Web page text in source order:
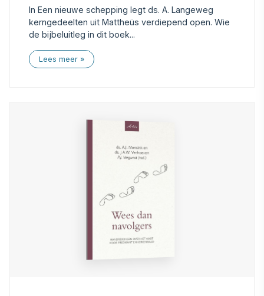
In Een nieuwe schepping legt ds. A. Langeweg
kerngedeelten uit Mattheüs verdiepend open. Wie
de bijbeluitleg in dit boek...
Lees meer